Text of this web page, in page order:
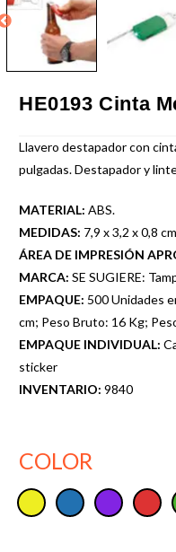
HE0193 Cinta
Llavero destapador con
pulgadas. Destapador y
MATERIAL: ABS.
MEDIDAS: 7,9 x 3,2 x 0,8
ÁREA DE IMPRESIÓN
MARCA: SE SUGIERE:
EMPAQUE: 500 Unidades
cm; Peso Bruto: 16 Kg;
EMPAQUE INDIVIDUAL:
sticker
INVENTARIO: 9840
COLOR